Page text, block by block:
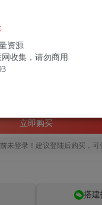
费后查看
8
立即购买
未登录！建议登陆后购买，可
搭建
资源
收集，请勿商用